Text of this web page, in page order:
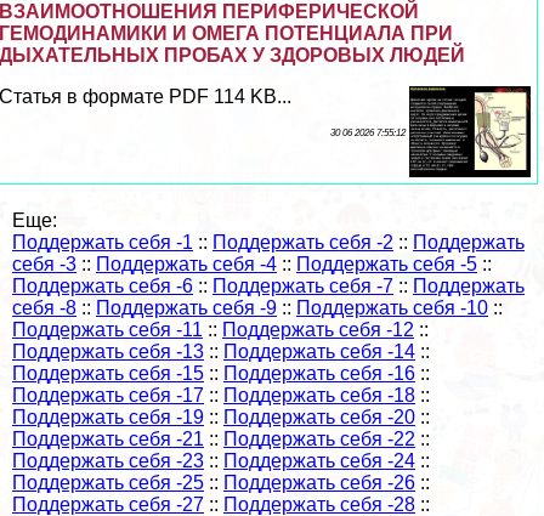
ВЗАИМООТНОШЕНИЯ ПЕРИФЕРИЧЕСКОЙ
ГЕМОДИНАМИКИ И ОМЕГА ПОТЕНЦИАЛА ПРИ
ДЫХАТЕЛЬНЫХ ПРОБАХ У ЗДОРОВЫХ ЛЮДЕЙ
Статья в формате PDF 114 KB...
30 06 2026 7:55:12
Еще:
Поддержать себя -1 :: Поддержать себя -2 :: Поддержать
себя -3 :: Поддержать себя -4 :: Поддержать себя -5 ::
Поддержать себя -6 :: Поддержать себя -7 :: Поддержать
себя -8 :: Поддержать себя -9 :: Поддержать себя -10 ::
Поддержать себя -11 :: Поддержать себя -12 ::
Поддержать себя -13 :: Поддержать себя -14 ::
Поддержать себя -15 :: Поддержать себя -16 ::
Поддержать себя -17 :: Поддержать себя -18 ::
Поддержать себя -19 :: Поддержать себя -20 ::
Поддержать себя -21 :: Поддержать себя -22 ::
Поддержать себя -23 :: Поддержать себя -24 ::
Поддержать себя -25 :: Поддержать себя -26 ::
Поддержать себя -27 :: Поддержать себя -28 ::